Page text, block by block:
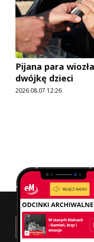
Pijana para
dwójkę dzieci
2026.08.07 12:26